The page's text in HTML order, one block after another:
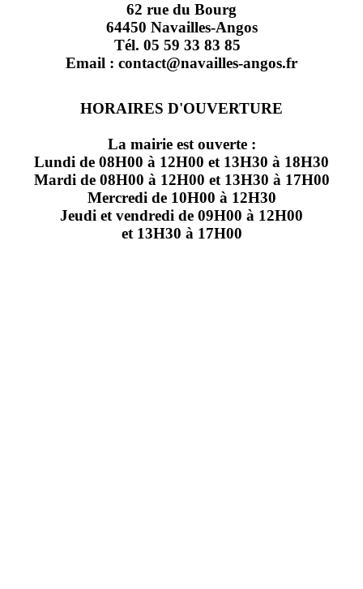
62 rue du Bourg
64450 Navailles-Angos
Tél. 05 59 33 83 85
Email : contact@navailles-angos.fr
HORAIRES D'OUVERTURE
La mairie est ouverte :
Lundi de 08H00 à 12H00 et 13H30 à 18H30
Mardi de 08H00 à 12H00 et 13H30 à 17H00
Mercredi de 10H00 à 12H30
Jeudi et vendredi de 09H00 à 12H00
et 13H30 à 17H00